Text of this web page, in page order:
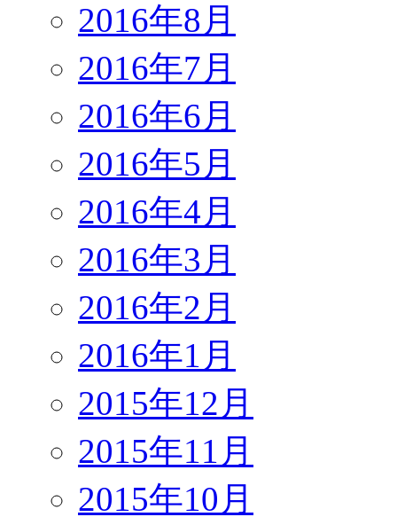
2016年8月
2016年7月
2016年6月
2016年5月
2016年4月
2016年3月
2016年2月
2016年1月
2015年12月
2015年11月
2015年10月